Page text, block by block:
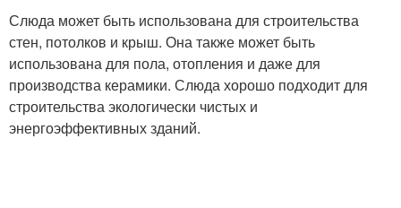
Слюда может быть использована для строительства
стен, потолков и крыш. Она также может быть
использована для пола, отопления и даже для
производства керамики. Слюда хорошо подходит для
строительства экологически чистых и
энергоэффективных зданий.